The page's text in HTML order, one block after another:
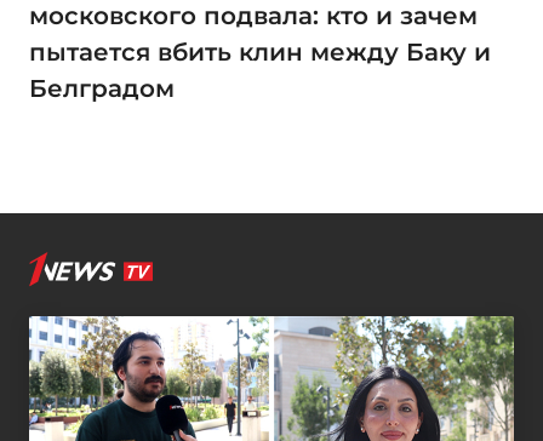
московского подвала: кто и зачем
пытается вбить клин между Баку и
Белградом